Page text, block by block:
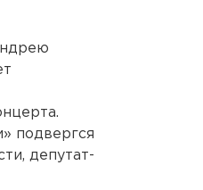
подвергся
депутат-